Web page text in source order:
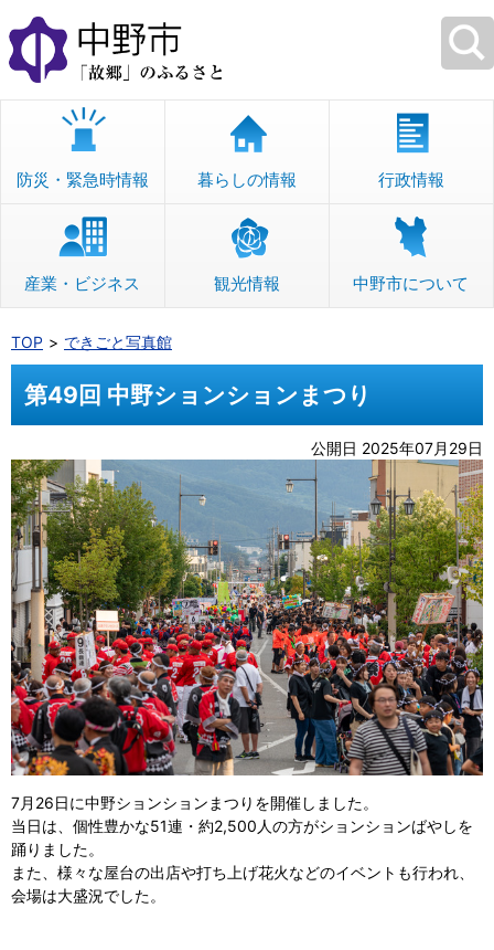
本
文
へ
移
防災・緊急時情報 暮らしの情報 行政情報
産業・ビジネス 観光情報 中野市について
TOP できごと写真館
第49回 中野ションションまつり
公開日 2025年07月29日
7月26日に中野ションションまつりを開催しました。
当日は、個性豊かな51連・約2,500人の方がションションばやしを
踊りました。
また、様々な屋台の出店や打ち上げ花火などのイベントも行われ、
会場は大盛況でした。